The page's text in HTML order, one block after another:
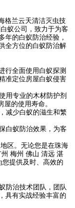
格兰云天清洁灭虫技
蚁公司，致力于为客
年的白蚁防治经验，
全方位的白蚁防治解
行全面使用白蚁探测
准定位房屋白蚁侵害
用专业的木材防护剂
的使用寿命。
减少白蚁的滋生和繁
白蚁防治效果，为客
区。无论您是在珠海
梅州 佛山 清远 湛
提供及时、高效的
防治技术团队，团队
具有实战经验丰富的